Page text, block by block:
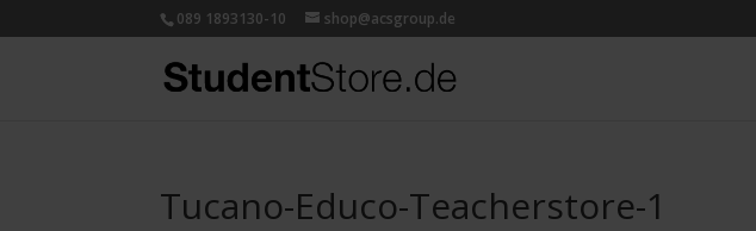
089 1893130-10 shop@acsgroup.de
Tucano-Educo-Teacherstore-1